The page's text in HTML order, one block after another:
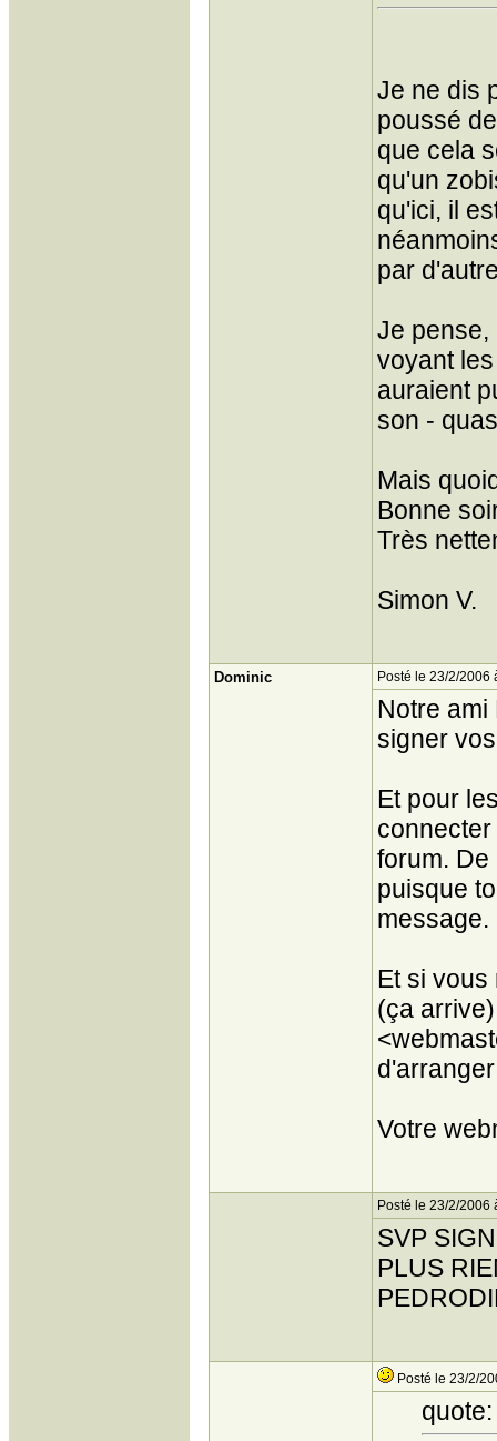
Je ne dis
poussé
que cela
qu'un
qu'ici, il
par
Je pense,
voyant
auraient
son -
Mais
Bonne
Très
Simon V.
Dominic Posté le 23/2/2006
Notre ami
signer
Et pour
forum.
puisque
message.
Et si
(ça
Votre
Posté le 23/2/2006
SVP
PLUS
Posté le 23/2/
quote: